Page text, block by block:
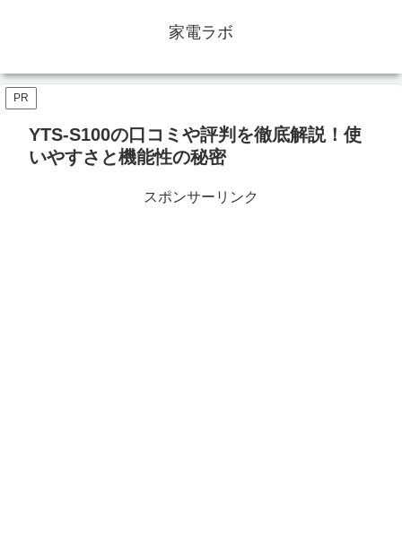
家電ラボ
PR
YTS-S100の口コミや評判を徹底解説！使
いやすさと機能性の秘密
スポンサーリンク